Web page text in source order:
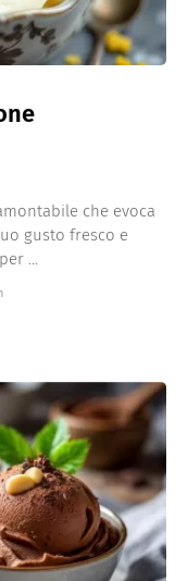
che evoca
gusto fresco e
...